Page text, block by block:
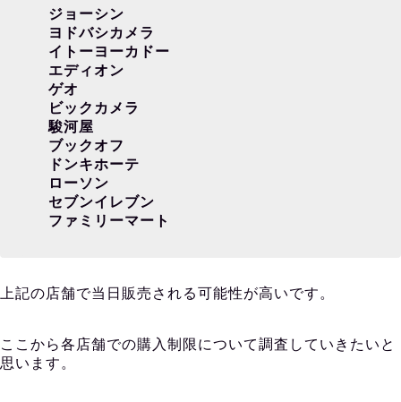
ジョーシン
ヨドバシカメラ
イトーヨーカドー
エディオン
ゲオ
ビックカメラ
駿河屋
ブックオフ
ドンキホーテ
ローソン
セブンイレブン
ファミリーマート
上記の店舗で当日販売される可能性が高いです。
ここから各店舗での購入制限について調査していきたいと
思います。